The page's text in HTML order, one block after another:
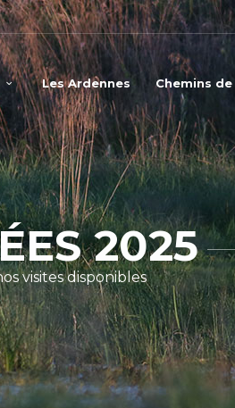
Les Ardennes Chemins
2025
visites disponibles